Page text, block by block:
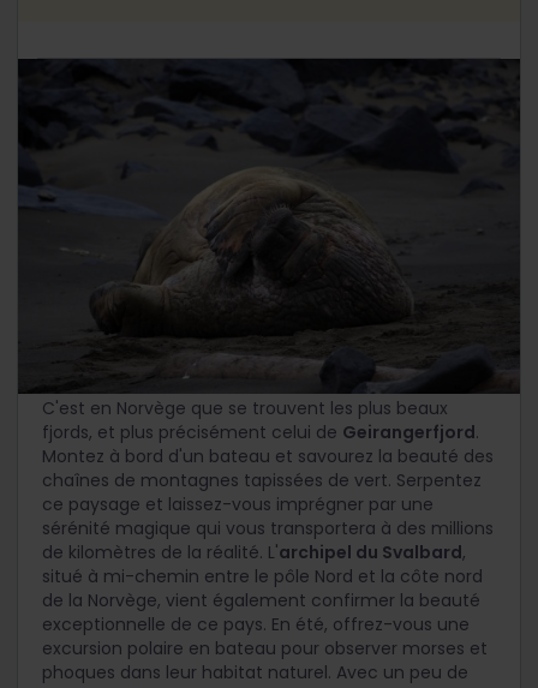
Une nature extraordinaire
C'est en Norvège que se trouvent les plus beaux
fjords, et plus précisément celui de Geirangerfjord.
Montez à bord d'un bateau et savourez la beauté des
chaînes de montagnes tapissées de vert. Serpentez
ce paysage et laissez-vous imprégner par une
sérénité magique qui vous transportera à des millions
de kilomètres de la réalité. L'archipel du Svalbard,
situé à mi-chemin entre le pôle Nord et la côte nord
de la Norvège, vient également confirmer la beauté
exceptionnelle de ce pays. En été, offrez-vous une
excursion polaire en bateau pour observer morses et
phoques dans leur habitat naturel. Avec un peu de